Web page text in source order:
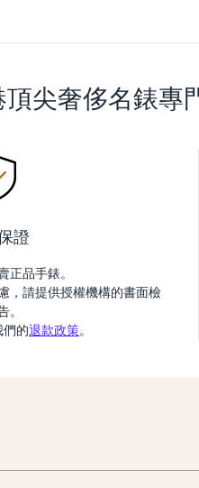
尖奢侈名錶專
證
正品手錶。
，請提供授權機構的書面檢
。
們的退款政策。